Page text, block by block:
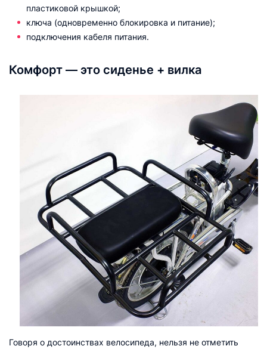
пластиковой крышкой;
ключа (одновременно блокировка и питание);
подключения кабеля питания.
Комфорт — это сиденье + вилка
Говоря о достоинствах велосипеда, нельзя не отметить